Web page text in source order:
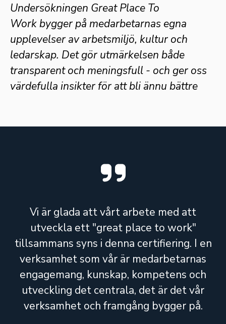
Undersökningen Great Place To
Work bygger på medarbetarnas egna
upplevelser av arbetsmiljö, kultur och
ledarskap. Det gör utmärkelsen både
transparent och meningsfull - och ger oss
värdefulla insikter för att bli ännu bättre
Vi är glada att vårt arbete med att
utveckla ett "great place to work"
tillsammans syns i denna certifiering. I en
verksamhet som vår är medarbetarnas
engagemang, kunskap, kompetens och
utveckling det centrala, det är det vår
verksamhet och framgång bygger på.